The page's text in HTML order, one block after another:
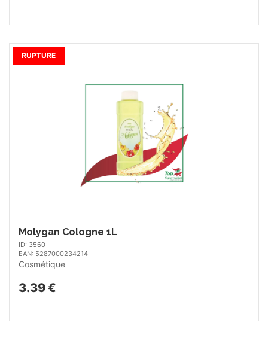
Molygan Cologne 1L
ID: 3560
EAN: 5287000234214
Cosmétique
3.39 €
RUPTURE